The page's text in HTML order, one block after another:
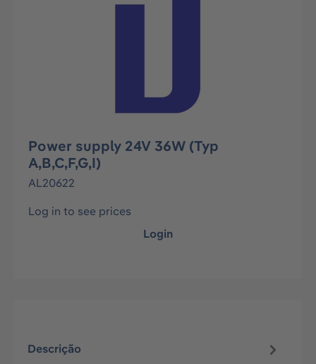
Power supply 24V 36W (Typ
A,B,C,F,G,I)
AL20622
Log in to see prices
Login
Descrição